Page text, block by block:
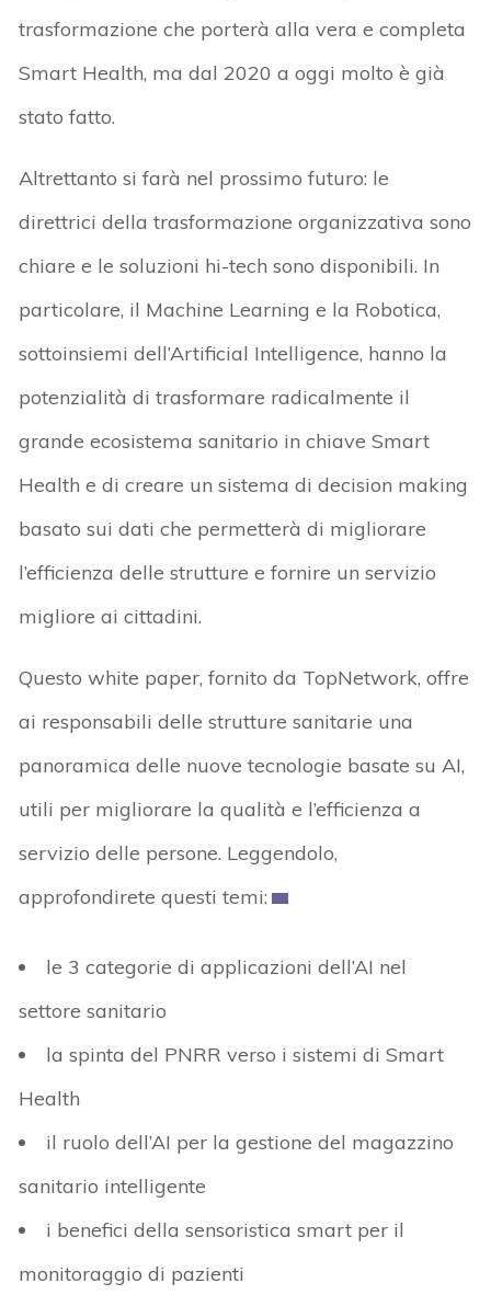
trasformazione che porterà alla vera e completa
Smart Health, ma dal 2020 a oggi molto è già
stato fatto.
Altrettanto si farà nel prossimo futuro: le
direttrici della trasformazione organizzativa sono
chiare e le soluzioni hi-tech sono disponibili. In
particolare, il Machine Learning e la Robotica,
sottoinsiemi dell’Artificial Intelligence, hanno la
potenzialità di trasformare radicalmente il
grande ecosistema sanitario in chiave Smart
Health e di creare un sistema di decision making
basato sui dati che permetterà di migliorare
l’efficienza delle strutture e fornire un servizio
migliore ai cittadini.
Questo white paper, fornito da TopNetwork, offre
ai responsabili delle strutture sanitarie una
panoramica delle nuove tecnologie basate su AI,
utili per migliorare la qualità e l’efficienza a
servizio delle persone. Leggendolo,
approfondirete questi temi:
le 3 categorie di applicazioni dell’AI nel
settore sanitario
la spinta del PNRR verso i sistemi di Smart
Health
il ruolo dell’AI per la gestione del magazzino
sanitario intelligente
i benefici della sensoristica smart per il
monitoraggio di pazienti